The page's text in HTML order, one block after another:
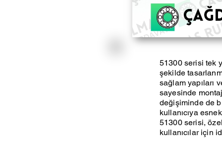
51300 serisi tek
şekilde
sağlam yapıları
sayesinde
değişiminde de
kullanıcıya
51300 serisi,
kullanıcılar için